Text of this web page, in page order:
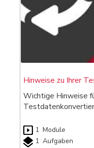
Hinweise zu Ihrer
Wichtige Hinweise
1 Module
1 Aufgaben